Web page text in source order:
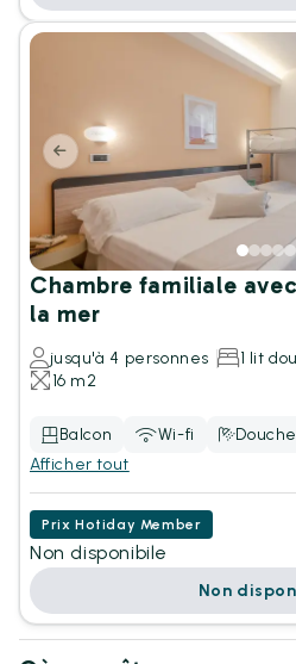
Chambre familiale
la mer
jusqu'à 4 personnes
1 lit
16 m2
Balcon Wi-fi
Douche
Afficher tout
Prix Hotiday Member
Non disponibile
Non